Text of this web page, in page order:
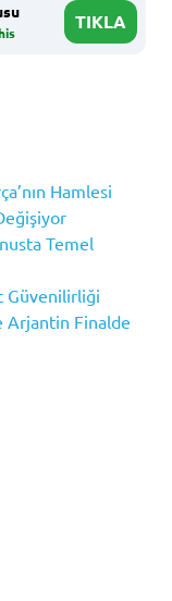
TIKLA
Hamlesi
Temel
Güvenilirliği
Arjantin Finalde